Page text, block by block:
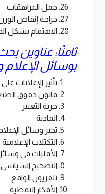
حمل المراهقات
جراحة إنقاص
الاهتمام بشكل
ثامنًا: عناوين
بوسائل الإعلام
تأثير الإعلانات
قانون حقوق
حرية التعبير
المادية
تحيز وسائل
التكتلات
الأقليات في
التصحيح السياسي
تلفزيون الواقع
الأفكار النمطية